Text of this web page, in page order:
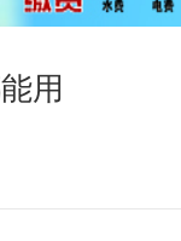
用